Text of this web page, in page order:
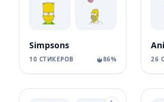
Simpsons
10 СТИКЕРОВ 86% 26